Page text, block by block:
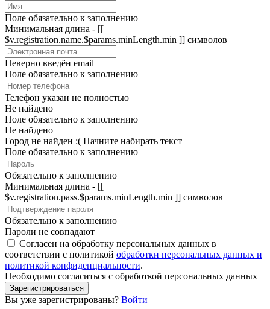
Поле обязательно к заполнению
Минимальная длина - [[
$v.registration.name.$params.minLength.min ]] символов
Неверно введён email
Поле обязательно к заполнению
Телефон указан не полностью
Не найдено
Поле обязательно к заполнению
Не найдено
Город не найден :( Начните набирать текст
Поле обязательно к заполнению
Обязательно к заполнению
Минимальная длина - [[
$v.registration.pass.$params.minLength.min ]] символов
Обязательно к заполнению
Пароли не совпадают
Согласен на обработку персональных данных в
соответствии с политикой обработки персональных данных и
политикой конфиденциальности.
Необходимо согласиться с обработкой персональных данных
Зарегистрироваться
Вы уже зарегистрированы? Войти